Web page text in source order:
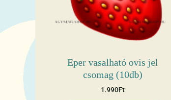
Eper vasalható ovis jel
csomag (10db)
1.990Ft